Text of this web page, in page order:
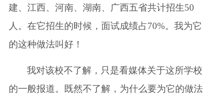
建、江西、河南、湖南、广西五省共计招生50
人。在它招生的时候，面试成绩占70%。我为它
的这种做法叫好！
我对该校不了解，只是看媒体关于这所学校
的一般报道。既然不了解，为什么要为它的做法